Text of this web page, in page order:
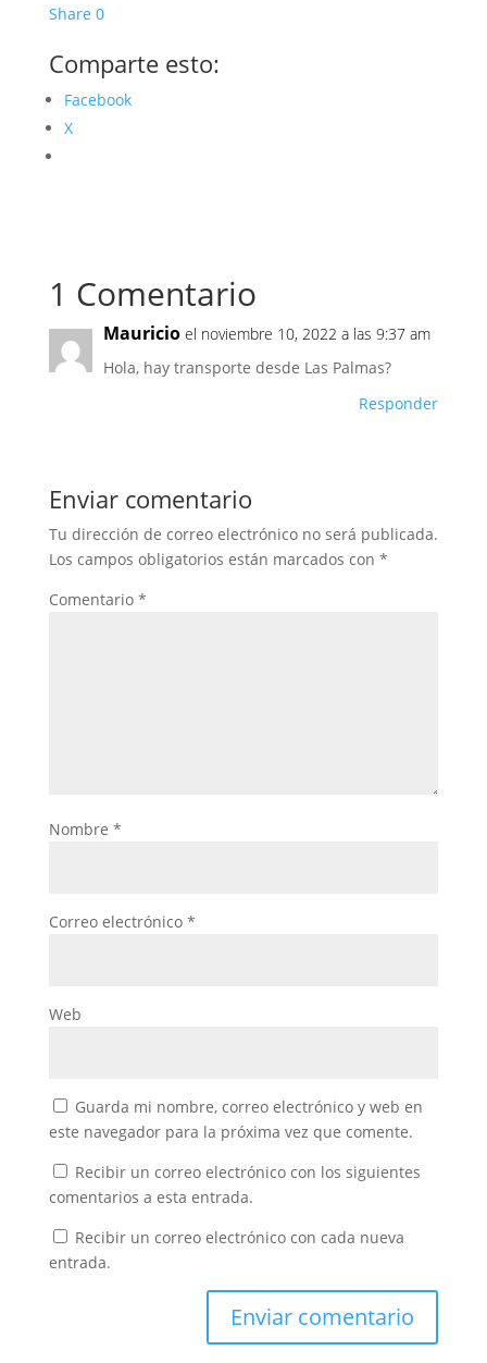
Share 0
Comparte esto:
Facebook
X
1 Comentario
Mauricio el noviembre 10, 2022 a las 9:37 am
Hola, hay transporte desde Las Palmas?
Responder
Enviar comentario
Tu dirección de correo electrónico no será publicada.
Los campos obligatorios están marcados con *
Comentario *
Nombre *
Correo electrónico *
Web
Guarda mi nombre, correo electrónico y web en
este navegador para la próxima vez que comente.
Recibir un correo electrónico con los siguientes
comentarios a esta entrada.
Recibir un correo electrónico con cada nueva
entrada.